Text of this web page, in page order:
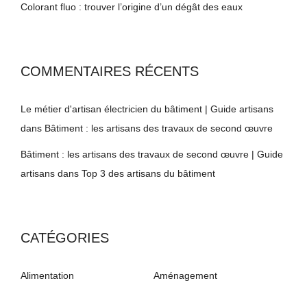
Colorant fluo : trouver l’origine d’un dégât des eaux
COMMENTAIRES RÉCENTS
Le métier d'artisan électricien du bâtiment | Guide artisans
dans Bâtiment : les artisans des travaux de second œuvre
Bâtiment : les artisans des travaux de second œuvre | Guide
artisans dans Top 3 des artisans du bâtiment
CATÉGORIES
Alimentation Aménagement